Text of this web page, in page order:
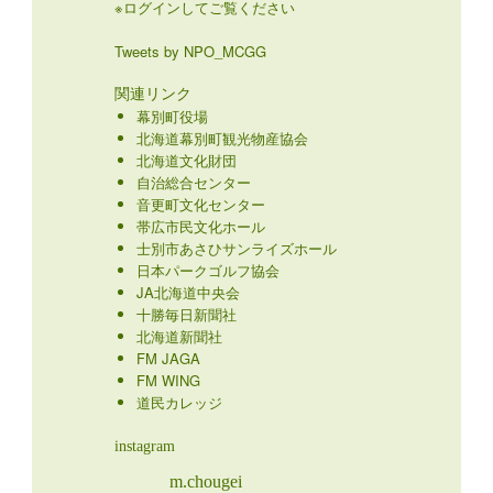
※ログインしてご覧ください
Tweets by NPO_MCGG
関連リンク
幕別町役場
北海道幕別町観光物産協会
北海道文化財団
自治総合センター
音更町文化センター
帯広市民文化ホール
士別市あさひサンライズホール
日本パークゴルフ協会
JA北海道中央会
十勝毎日新聞社
北海道新聞社
FM JAGA
FM WING
道民カレッジ
instagram
m.chougei